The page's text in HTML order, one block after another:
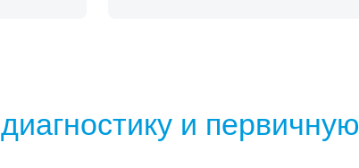
диагностику и первичную